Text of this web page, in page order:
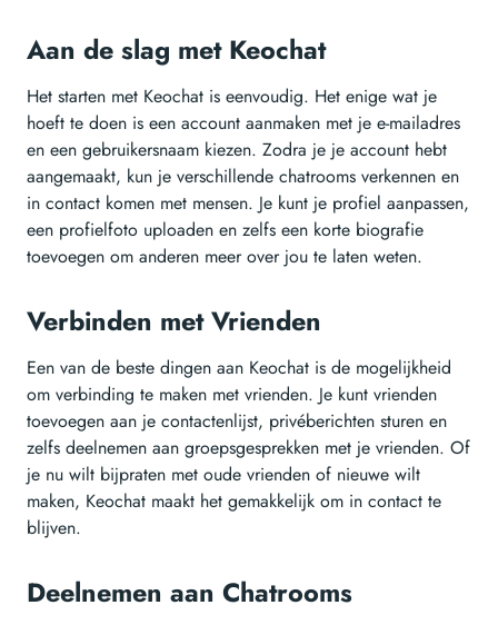
Aan de slag met Keochat
Het starten met Keochat is eenvoudig. Het enige wat je
hoeft te doen is een account aanmaken met je e-mailadres
en een gebruikersnaam kiezen. Zodra je je account hebt
aangemaakt, kun je verschillende chatrooms verkennen en
in contact komen met mensen. Je kunt je profiel aanpassen,
een profielfoto uploaden en zelfs een korte biografie
toevoegen om anderen meer over jou te laten weten.
Verbinden met Vrienden
Een van de beste dingen aan Keochat is de mogelijkheid
om verbinding te maken met vrienden. Je kunt vrienden
toevoegen aan je contactenlijst, privéberichten sturen en
zelfs deelnemen aan groepsgesprekken met je vrienden. Of
je nu wilt bijpraten met oude vrienden of nieuwe wilt
maken, Keochat maakt het gemakkelijk om in contact te
blijven.
Deelnemen aan Chatrooms